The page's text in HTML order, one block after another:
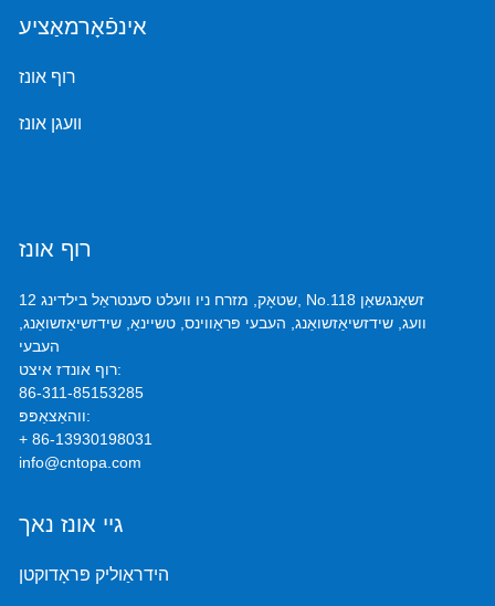
אינפֿאָרמאַציע
רוף אונז
וועגן אונז
רוף אונז
12 שטאָק, מזרח ניו וועלט סענטראַל בילדינג, No.118 זשאָנגשאַן
וועג, שידזשיאַזשואַנג, העבעי פּראַווינס, טשיינאַ, שידזשיאַזשואַנג,
העבעי
רוף אונדז איצט:
86-311-85153285
ווהאַצאַפּפּ:
+ 86-13930198031
info@cntopa.com
גיי אונז נאך
הידראַוליק פּראָדוקטן